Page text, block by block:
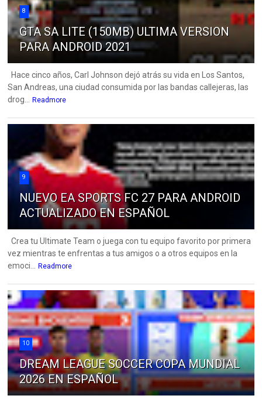
8
GTA SA LITE (150MB) ULTIMA VERSION
PARA ANDROID 2021
Hace cinco años, Carl Johnson dejó atrás su vida en Los Santos,
San Andreas, una ciudad consumida por las bandas callejeras, las
drog...
Readmore
9
NUEVO EA SPORTS FC 27 PARA ANDROID
ACTUALIZADO EN ESPAÑOL
Crea tu Ultimate Team o juega con tu equipo favorito por primera
vez mientras te enfrentas a tus amigos o a otros equipos en la
emoci...
Readmore
10
DREAM LEAGUE SOCCER COPA MUNDIAL
2026 EN ESPAÑOL